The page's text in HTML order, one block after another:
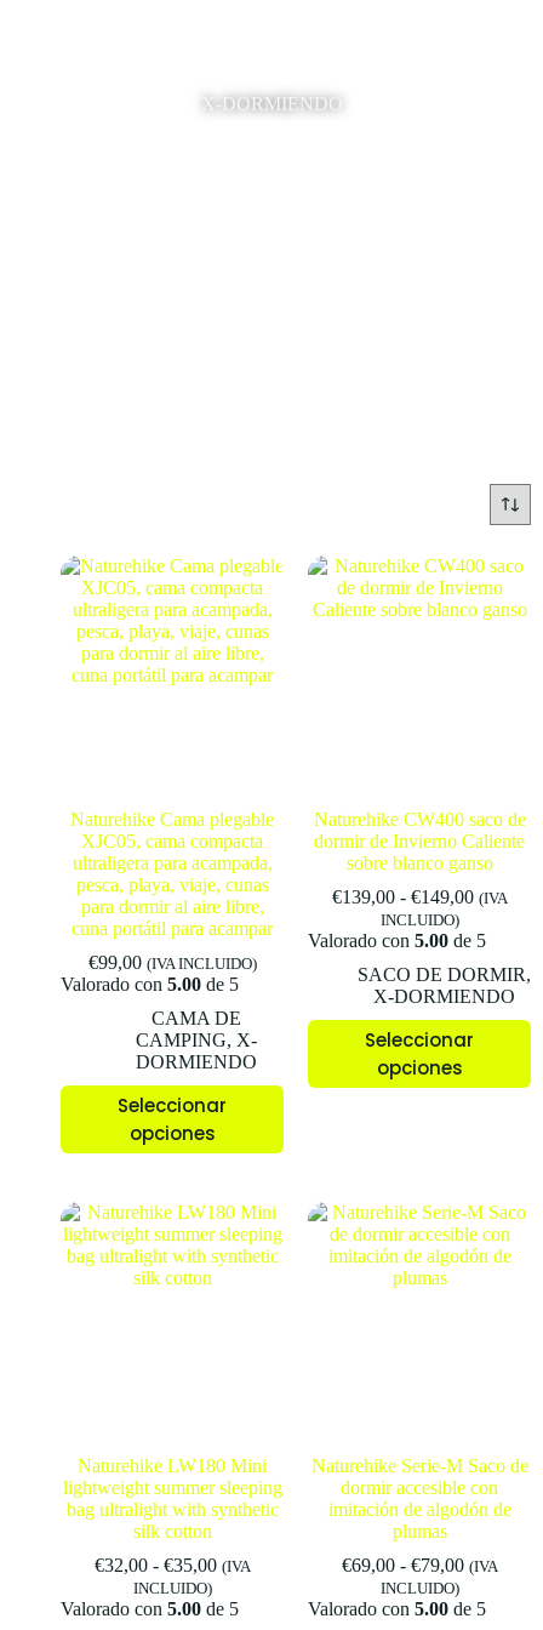
X-DORMIENDO
Naturehike Cama plegable
XJC05, cama compacta
ultraligera para acampada,
pesca, playa, viaje, cunas
para dormir al aire libre,
cuna portátil para acampar
€99,00 (IVA INCLUIDO)
Valorado con 5.00 de 5
CAMA DE
CAMPING, X-
DORMIENDO
Seleccionar
opciones
Naturehike CW400 saco de
dormir de Invierno Caliente
sobre blanco ganso
€139,00 - €149,00 (IVA
INCLUIDO)
Valorado con 5.00 de 5
SACO DE DORMIR,
X-DORMIENDO
Seleccionar
opciones
Naturehike LW180 Mini
lightweight summer sleeping
bag ultralight with synthetic
silk cotton
€32,00 - €35,00 (IVA
INCLUIDO)
Valorado con 5.00 de 5
Naturehike Serie-M Saco de
dormir accesible con
imitación de algodón de
plumas
€69,00 - €79,00 (IVA
INCLUIDO)
Valorado con 5.00 de 5